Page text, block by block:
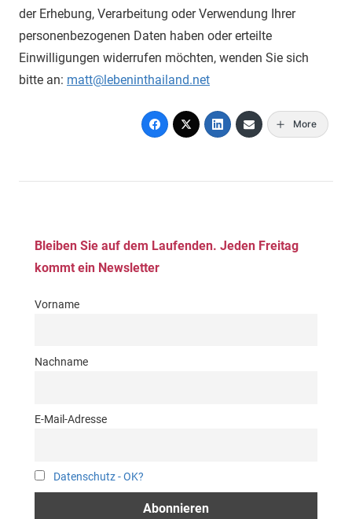
der Erhebung, Verarbeitung oder Verwendung Ihrer
personenbezogenen Daten haben oder erteilte
Einwilligungen widerrufen möchten, wenden Sie sich
bitte an: matt@lebeninthailand.net
More
Bleiben Sie auf dem Laufenden. Jeden Freitag
kommt ein Newsletter
Vorname
Nachname
E-Mail-Adresse
Datenschutz - OK?